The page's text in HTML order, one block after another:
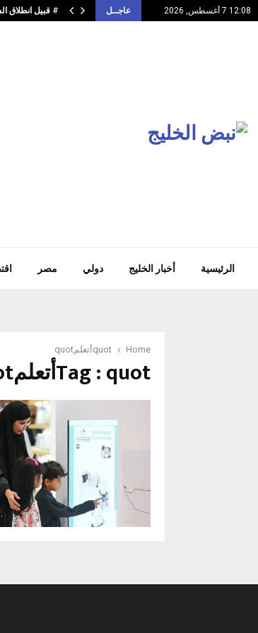
12:08 7 أغسطس, 2026 عاجــل # قبيل انطلاق
الرئيسية أخبار الخليج دولي مصر
Home quotأتعلمquot
Tag : quotأتعلمquot